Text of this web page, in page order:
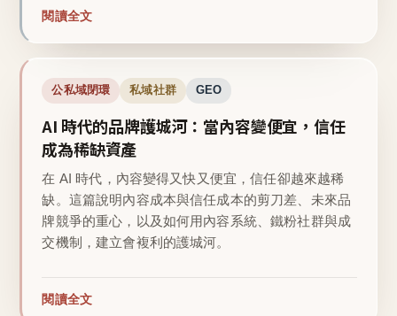
閱讀全文
公私域閉環 私域社群 GEO
AI 時代的品牌護城河：當內容變便宜，信任
成為稀缺資產
在 AI 時代，內容變得又快又便宜，信任卻越來越稀
缺。這篇說明內容成本與信任成本的剪刀差、未來品
牌競爭的重心，以及如何用內容系統、鐵粉社群與成
交機制，建立會複利的護城河。
閱讀全文